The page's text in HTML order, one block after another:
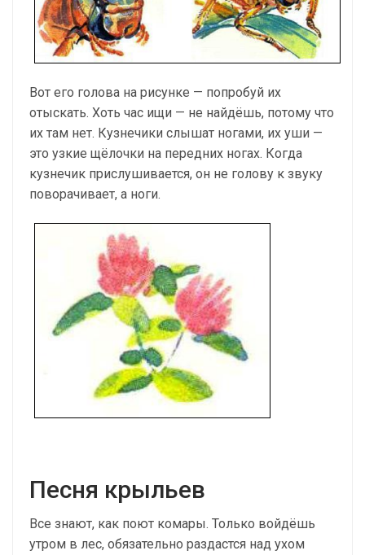
Вот его голова на рисунке — попробуй их
отыскать. Хоть час ищи — не найдёшь, потому что
их там нет. Кузнечики слышат ногами, их уши —
это узкие щёлочки на передних ногах. Когда
кузнечик прислушивается, он не голову к звуку
поворачивает, а ноги.
Песня крыльев
Все знают, как поют комары. Только войдёшь
утром в лес, обязательно раздастся над ухом